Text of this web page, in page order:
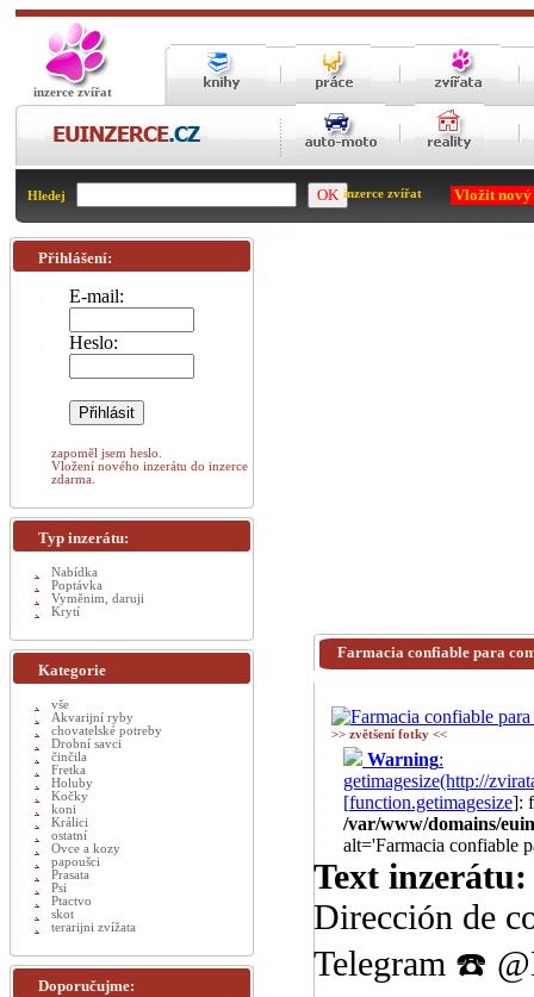
inzerce zvířat
Hledej inzerce zvířat Vložit
Farmacia confiable para
>> zvětšení fotky <<
Warning:
getimagesize(http://
[function.getimagesize]:
/var/www/domains/
alt='Farmacia confiable
Text inzerátu:
Dirección de
Telegram ☎️
Přihlášení:
E-mail:
Heslo:
zapoměl jsem heslo.
Vložení nového inzerátu do inzerce
zdarma.
Typ inzerátu:
Nabídka
Poptávka
Vyměnim, daruji
Krytí
Kategorie
vše
Akvarijní ryby
chovatelské potreby
Drobní savci
činčila
Fretka
Holuby
Kočky
koni
Králici
ostatní
Ovce a kozy
papoušci
Prasata
Psi
Ptactvo
skot
terarijni zvížata
Doporučujme: